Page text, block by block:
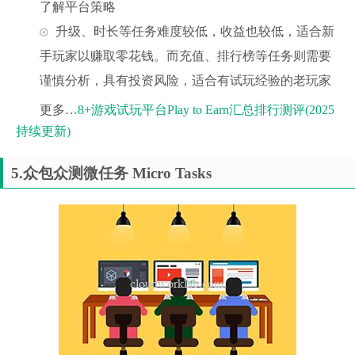
了解平台策略
升级、时长等任务难度较低，收益也较低，适合新
手玩家以赚取零花钱。而充值、排行榜等任务则需要
谨慎分析，具有投资风险，适合有试玩经验的老玩家
更多…8+游戏试玩平台Play to Earn汇总排行测评(2025
持续更新)
5.众包众测微任务 Micro Tasks